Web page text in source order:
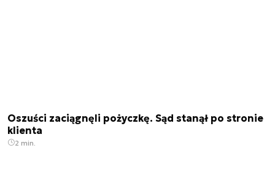
Oszuści zaciągnęli pożyczkę. Sąd stanął po stronie
klienta
2 min.